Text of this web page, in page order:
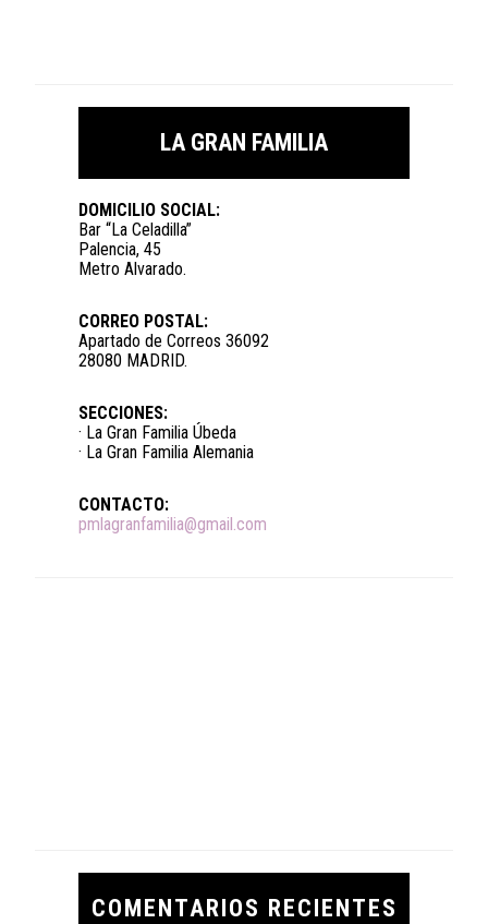
LA GRAN FAMILIA
DOMICILIO SOCIAL:
Bar “La Celadilla”
Palencia, 45
Metro Alvarado.
CORREO POSTAL:
Apartado de Correos 36092
28080 MADRID.
SECCIONES:
· La Gran Familia Úbeda
· La Gran Familia Alemania
CONTACTO:
pmlagranfamilia@gmail.com
COMENTARIOS RECIENTES